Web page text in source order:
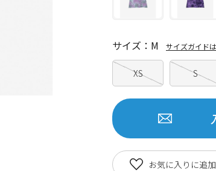
XS S
サイズ：M サイズガイド
お気に入りに追